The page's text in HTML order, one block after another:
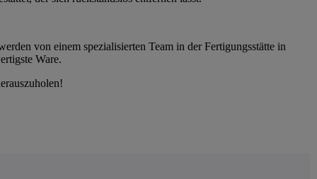
von einem spezialisierten Team in der Fertigungsstätte in
Ware.